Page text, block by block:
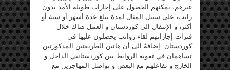
غيرهم، يمكنهم الحصول على إجازات طويلة الأمد بدون
راتب، على سبيل المثال لمدة تبلغ عدة أشهر أو سنة أو
أكثر، و الإنتقال الى كوردستان و العمل هناك خلال
فترات إجازاتهم لقاء رواتب يحصلون عليها في
كوردستان. إضافةً الى أن هاتين الطريقتين المذكورتين
تساهمان في تقوية الروابط بين كوردستانيي الداخل و
الخارج و تفاعلهم مع البعض و تواصل المهاجرين مع